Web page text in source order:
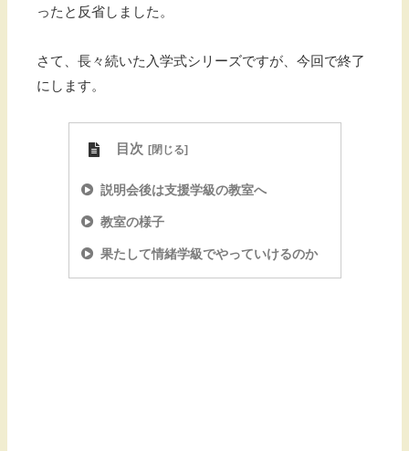
ったと反省しました。
さて、長々続いた入学式シリーズですが、今回で終了
にします。
目次
説明会後は支援学級の教室へ
教室の様子
果たして情緒学級でやっていけるのか